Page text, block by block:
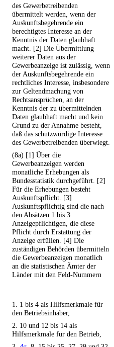
des Gewerbetreibenden
übermittelt werden, wenn der
Auskunftsbegehrende ein
berechtigtes Interesse an der
Kenntnis der Daten glaubhaft
macht. [2] Die Übermittlung
weiterer Daten aus der
Gewerbeanzeige ist zulässig, wenn
der Auskunftsbegehrende ein
rechtliches Interesse, insbesondere
zur Geltendmachung von
Rechtsansprüchen, an der
Kenntnis der zu übermittelnden
Daten glaubhaft macht und kein
Grund zu der Annahme besteht,
daß das schutzwürdige Interesse
des Gewerbetreibenden überwiegt.
(8a) [1] Über die
Gewerbeanzeigen werden
monatliche Erhebungen als
Bundesstatistik durchgeführt. [2]
Für die Erhebungen besteht
Auskunftspflicht. [3]
Auskunftspflichtig sind die nach
den Absätzen 1 bis 3
Anzeigepflichtigen, die diese
Pflicht durch Erstattung der
Anzeige erfüllen. [4] Die
zuständigen Behörden übermitteln
die Gewerbeanzeigen monatlich
an die statistischen Ämter der
Länder mit den Feld-Nummern
1. 1 bis 4 als Hilfsmerkmale für
den Betriebsinhaber,
2. 10 und 12 bis 14 als
Hilfsmerkmale für den Betrieb,